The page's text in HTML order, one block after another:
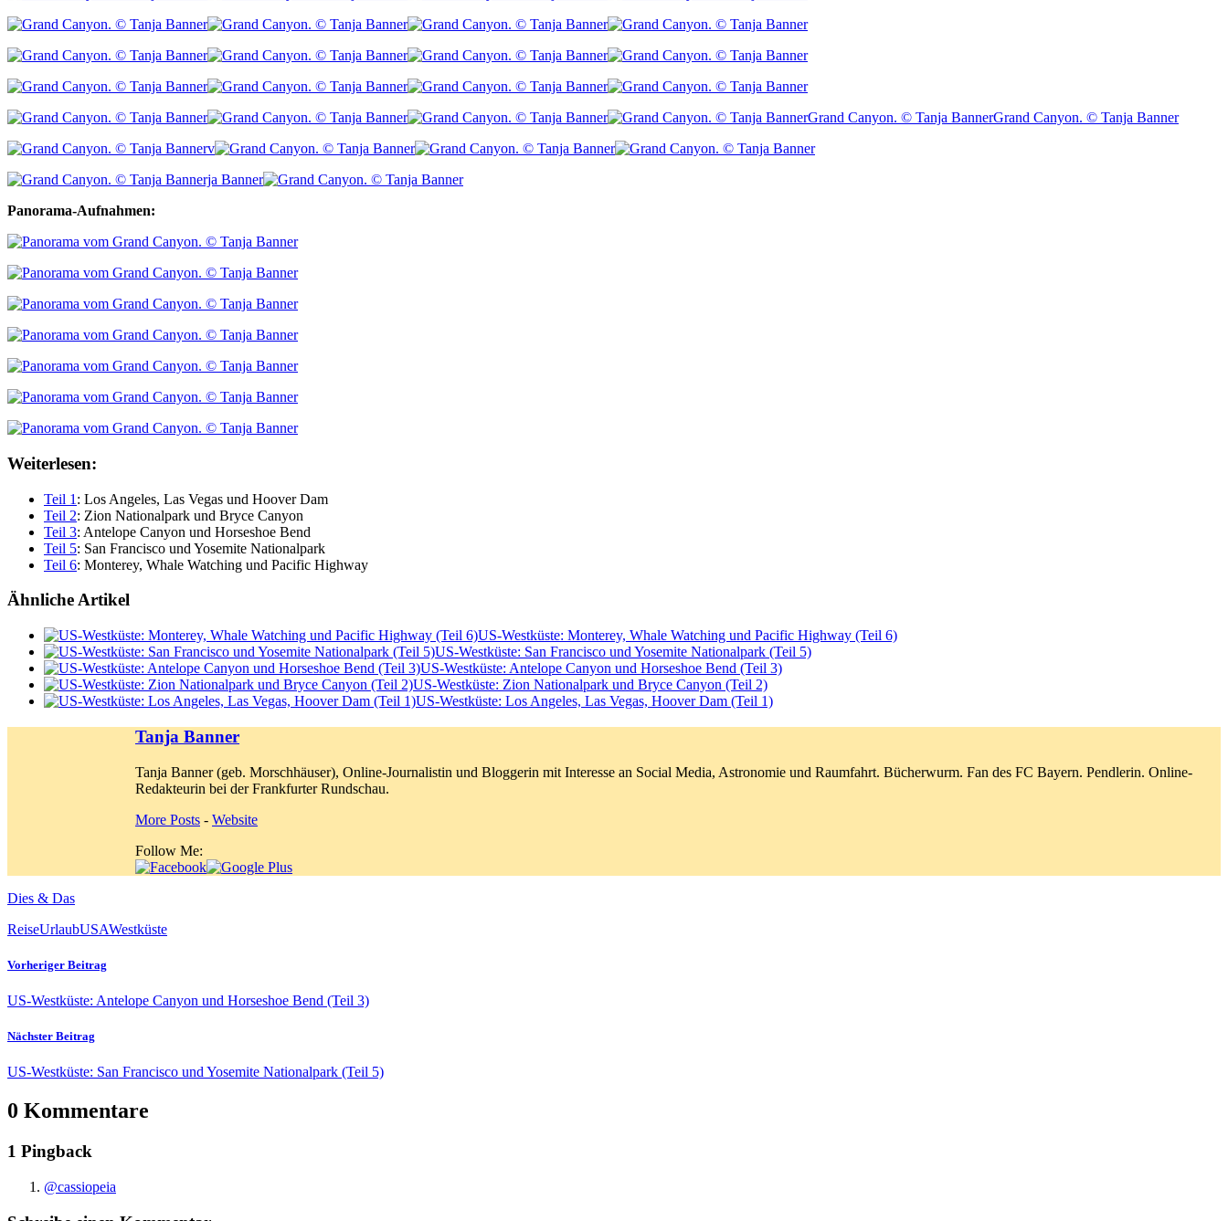
Panorama-Aufnahmen:
Weiterlesen:
Teil 1 : Los Angeles, Las Vegas und Hoover Dam
Teil 2: Zion Nationalpark und Bryce Canyon
Teil 3: Antelope Canyon und Horseshoe Bend
Teil 5: San Francisco und Yosemite Nationalpark
Teil 6: Monterey, Whale Watching und Pacific Highway
Ähnliche Artikel
US-Westküste: Monterey, Whale Watching und Pacific Highway (Teil 6)
US-Westküste: San Francisco und Yosemite Nationalpark (Teil 5)
US-Westküste: Antelope Canyon und Horseshoe Bend (Teil 3)
US-Westküste: Zion Nationalpark und Bryce Canyon (Teil 2)
US-Westküste: Los Angeles, Las Vegas, Hoover Dam (Teil 1)
Tanja Banner
Tanja Banner (geb. Morschhäuser), Online-Journalistin und Bloggerin mit Interesse an Social Media, Astronomie und Raumfahrt. Bücherwurm. Fan des FC Bayern. Pendlerin. Online-
Redakteurin bei der Frankfurter Rundschau.
More Posts - Website
Follow Me:
Dies & Das
ReiseUrlaubUSAWestküste
Vorheriger Beitrag
US-Westküste: Antelope Canyon und Horseshoe Bend (Teil 3)
Nächster Beitrag
US-Westküste: San Francisco und Yosemite Nationalpark (Teil 5)
0 Kommentare
1 Pingback
@cassiopeia